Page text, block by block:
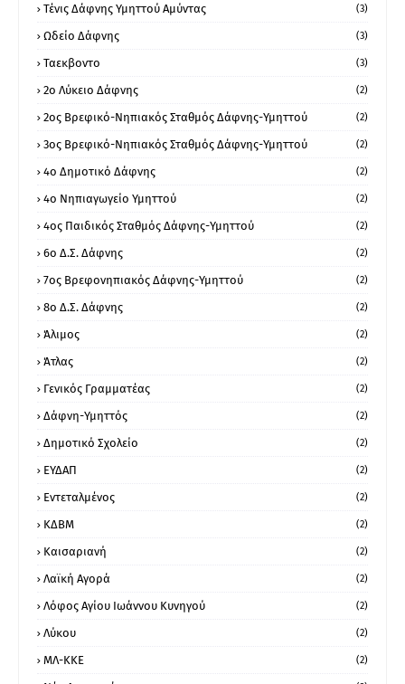
Τένις Δάφνης Υμηττού Αμύντας (3)
Ωδείο Δάφνης (3)
Ταεκβοντο (3)
2ο Λύκειο Δάφνης (2)
2ος Βρεφικό-Νηπιακός Σταθμός Δάφνης-Υμηττού (2)
3ος Βρεφικό-Νηπιακός Σταθμός Δάφνης-Υμηττού (2)
4ο Δημοτικό Δάφνης (2)
4ο Νηπιαγωγείο Υμηττού (2)
4ος Παιδικός Σταθμός Δάφνης-Υμηττού (2)
6ο Δ.Σ. Δάφνης (2)
7ος Βρεφονηπιακός Δάφνης-Υμηττού (2)
8ο Δ.Σ. Δάφνης (2)
Άλιμος (2)
Άτλας (2)
Γενικός Γραμματέας (2)
Δάφνη-Υμηττός (2)
Δημοτικό Σχολείο (2)
ΕΥΔΑΠ (2)
Εντεταλμένος (2)
ΚΔΒΜ (2)
Καισαριανή (2)
Λαϊκή Αγορά (2)
Λόφος Αγίου Ιωάννου Κυνηγού (2)
Λύκου (2)
ΜΛ-ΚΚΕ (2)